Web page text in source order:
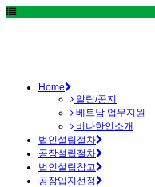
Home
알림/공지
베트남 업무지원
비나한인소개
법인설립절차
공장설립절차
법인설립참고
공장입지선정